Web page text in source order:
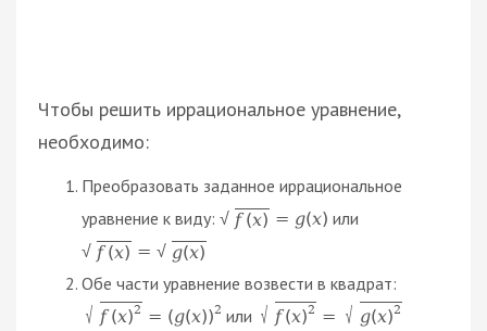
Чтобы решить иррациональное уравнение,
необходимо:
Преобразовать заданное иррациональное
уравнение к виду: √ f (x) = g(x) или
√ f (x) = √ g(x)
Обе части уравнение возвести в квадрат:
√ f (x)2 = (g(x))2 или √ f (x)2 = √ g(x)2